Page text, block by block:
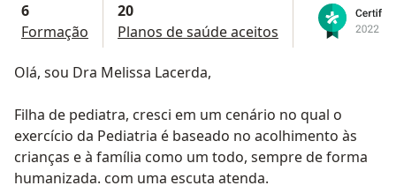
6
Formação
20
Planos de saúde aceitos
Olá, sou Dra Melissa Lacerda,
Filha de pediatra, cresci em um cenário no qual o
exercício da Pediatria é baseado no acolhimento às
crianças e à família como um todo, sempre de forma
humanizada. com uma escuta atenda.